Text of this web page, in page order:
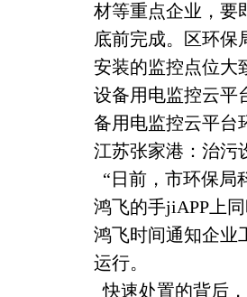
材等重点企业，要
底前完成。区环保
安装的监控点位大
设备用电监控云平
备用电监控云平台
江苏张家港：治污
“日前，市环保局
鸿飞的手jiAPP上
鸿飞时间通知企业
运行。
快速处置的背后